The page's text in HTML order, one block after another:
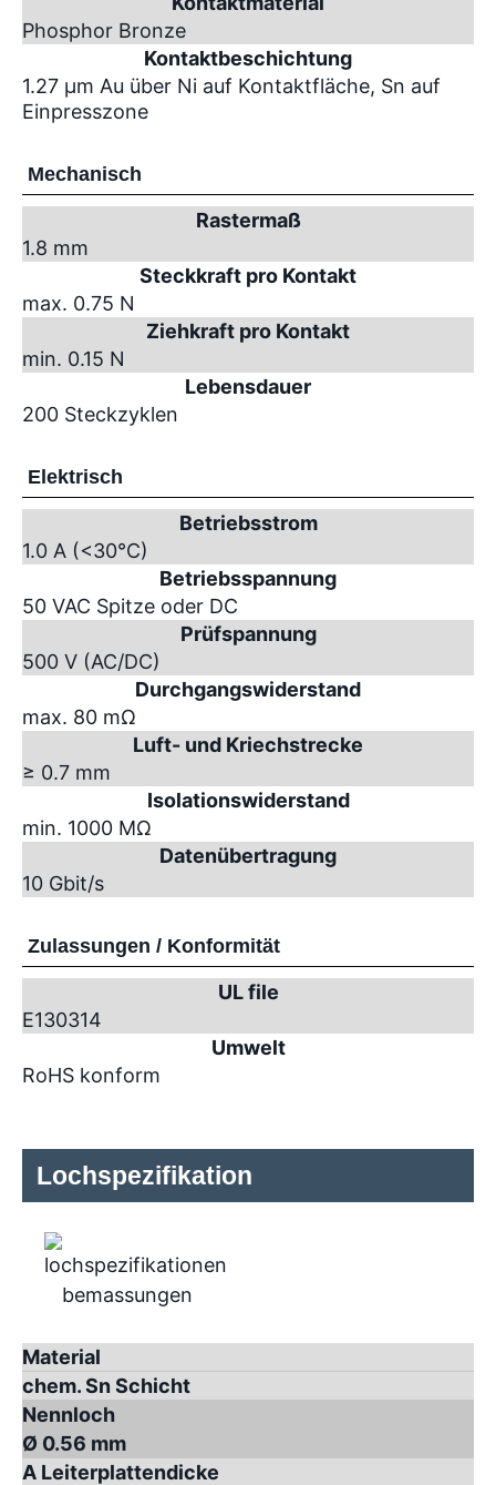
Phosphor Bronze
Kontaktbeschichtung
1.27 µm Au über Ni auf Kontaktfläche, Sn auf
Einpresszone
Mechanisch
Rastermaß
1.8 mm
Steckkraft pro Kontakt
max. 0.75 N
Ziehkraft pro Kontakt
min. 0.15 N
Lebensdauer
200 Steckzyklen
Elektrisch
Betriebsstrom
1.0 A (<30°C)
Betriebsspannung
50 VAC Spitze oder DC
Prüfspannung
500 V (AC/DC)
Durchgangswiderstand
max. 80 mΩ
Luft- und Kriechstrecke
≥ 0.7 mm
Isolationswiderstand
min. 1000 MΩ
Datenübertragung
10 Gbit/s
Zulassungen / Konformität
UL file
E130314
Umwelt
RoHS konform
Lochspezifikation
Material
chem. Sn Schicht
Nennloch
Ø 0.56 mm
A Leiterplattendicke